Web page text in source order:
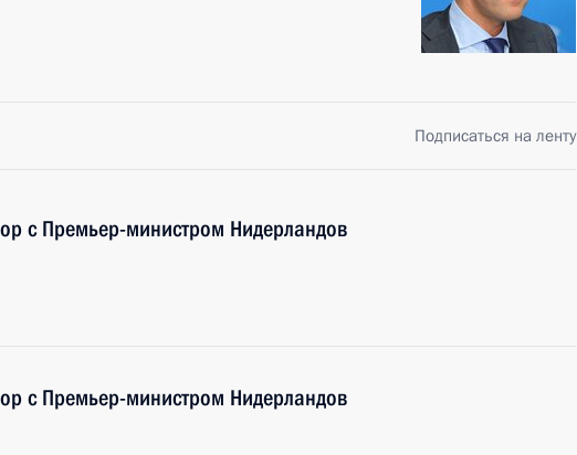
Подписаться на ленту
с Премьер-министром Нидерландов
с Премьер-министром Нидерландов